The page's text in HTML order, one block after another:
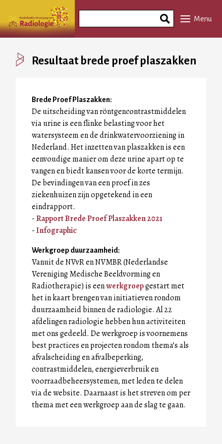
naar
inhoud
Phrase
Menu
Resultaat brede proef plaszakken
Brede Proef Plaszakken:
De uitscheiding van röntgencontrastmiddelen
via urine is een flinke belasting voor het
watersysteem en de drinkwatervoorziening in
Nederland. Het inzetten van plaszakken is een
eenvoudige manier om deze urine apart op te
vangen en biedt kansen voor de korte termijn.
De bevindingen van een proef in zes
ziekenhuizen zijn opgetekend in een
eindrapport.
-Rapport Brede Proef Plaszakken 2021
-Infographic
Werkgroep duurzaamheid:
Vanuit de NVvR en NVMBR (Nederlandse
Vereniging Medische Beeldvorming en
Radiotherapie) is eenwerkgroepgestart met
het in kaart brengen van initiatieven rondom
duurzaamheid binnen de radiologie. Al 22
afdelingen radiologie hebben hun activiteiten
met ons gedeeld. De werkgroep is voornemens
best practices en projecten rondom thema’s als
afvalscheiding en afvalbeperking,
contrastmiddelen, energieverbruik en
voorraadbeheersystemen, met leden te delen
via de website. Daarnaast is het streven om per
thema met een werkgroep aan de slag te gaan.